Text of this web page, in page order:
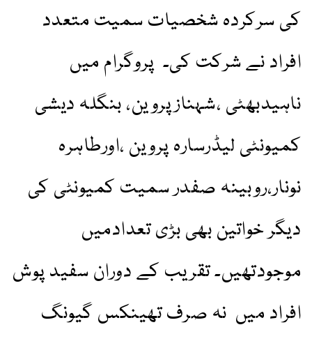
کی سرکردہ شخصیات سمیت متعدد
افراد نے شرکت کی۔ پروگرام میں
ناہیدبھٹی ،شہنازپروین، بنگلہ دیشی
کمیونٹی لیڈرسارہ پروین ،اورطاہرہ
نونار،روبینہ صفدر سمیت کمیونٹی کی
دیگر خواتین بھی بڑی تعدادمیں
موجودتھیں۔ تقریب کے دوران سفید پوش
افراد میں نہ صرف تھینکس گیونگ